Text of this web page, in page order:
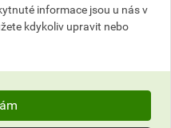
na šroubky
informace jsou u nás v
kdykoliv upravit nebo